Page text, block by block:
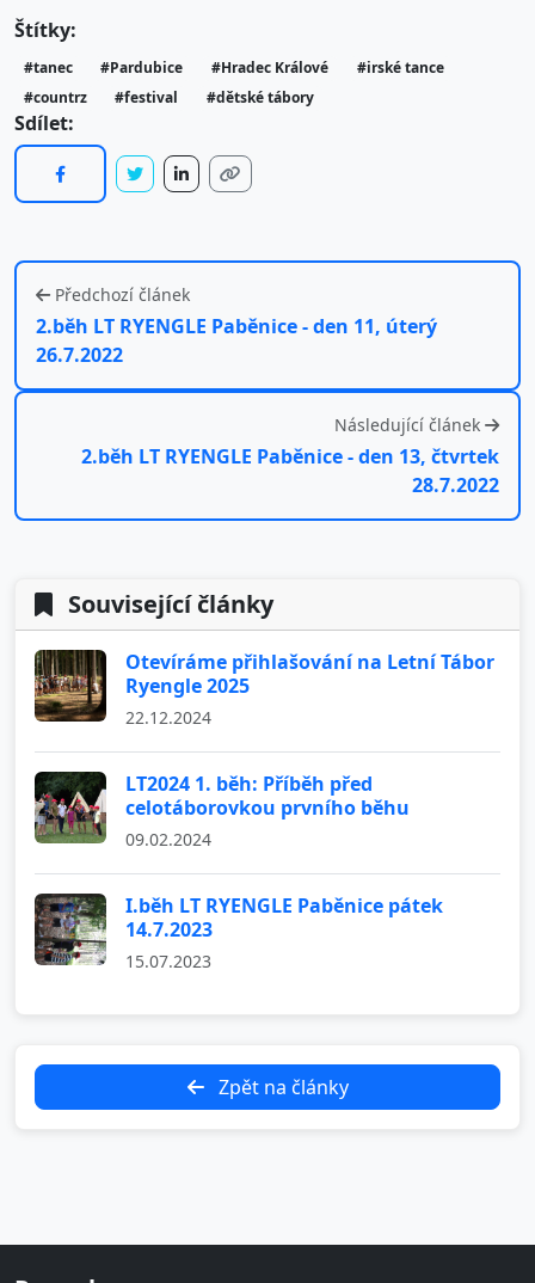
Štítky:
#tanec #Pardubice #Hradec Králové
#irské tance
#countrz
#festival #dětské tábory
Sdílet:
Předchozí článek
2.běh LT RYENGLE Paběnice - den 11, úterý
26.7.2022
Následující článek
2.běh LT RYENGLE Paběnice - den 13, čtvrtek
28.7.2022
Související články
Otevíráme přihlašování na Letní Tábor
Ryengle 2025
22.12.2024
LT2024 1. běh: Příběh před
celotáborovkou prvního běhu
09.02.2024
I.běh LT RYENGLE Paběnice pátek
14.7.2023
15.07.2023
Zpět na články